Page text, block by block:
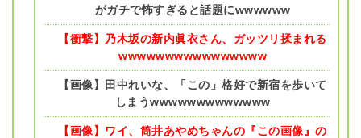
がガチで怖すぎると話題にwwwwww
【衝撃】乃木坂の新内眞衣さん、ガッツリ揉まれる
wwwwwwwwwwwwwwww
【画像】田中れいな、「この」格好で新宿を歩いて
しまうwwwwwwwwwwwww
【画像】ワイ、筒井あやめちゃんの『この画像』の